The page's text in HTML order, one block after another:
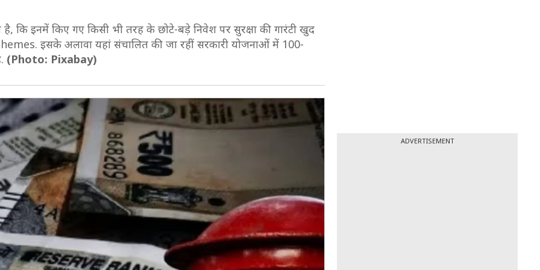
कि इनमें किए गए किसी भी तरह के छोटे-बड़े निवेश पर सुरक्षा की गारंटी खुद
इसके अलावा यहां संचालित की जा रहीं सरकारी योजनाओं में 100-
(Photo: Pixabay)
ADVERTISEMENT